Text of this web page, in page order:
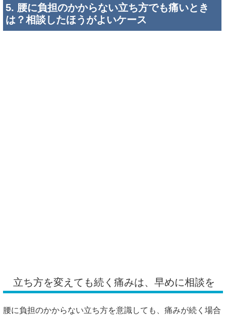
5. 腰に負担のかからない立ち方でも痛いとき
は？相談したほうがよいケース
立ち方を変えても続く痛みは、早めに相談を
腰に負担のかからない立ち方を意識しても、痛みが続く場合